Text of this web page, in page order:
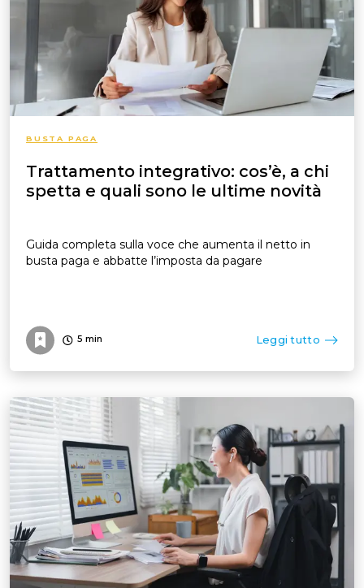
BUSTA PAGA
Trattamento integrativo: cos’è, a chi
spetta e quali sono le ultime novità
Guida completa sulla voce che aumenta il netto in
busta paga e abbatte l’imposta da pagare
5 min Leggi tutto